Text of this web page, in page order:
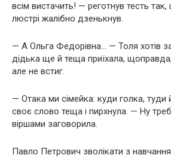
всім вистачить! — реготнув тесть
люстрі жалібно дзенькнув.
— А Ольга Федорівна… — Толя хотів
дідька ще й теща приїхала, щоправда,
але не встиг.
— Отака ми сімейка: куди голка, туди
своє слово теща і пирхнула. — Ну
віршами заговорила.
Павло Петрович зволікати з